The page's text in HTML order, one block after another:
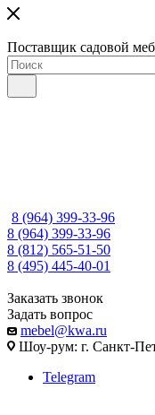
Поставщик садовой
8 (964) 399-33-96
8 (964) 399-33-96
8 (812) 565-51-50
8 (495) 445-40-01
Заказать звонок
Задать вопрос
mebel@kwa.ru
Шоу-рум: г. Санкт-
Telegram